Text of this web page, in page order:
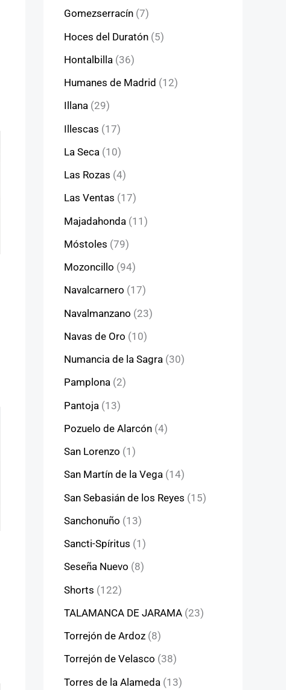
Gomezserracín (7)
Hoces del Duratón (5)
Hontalbilla (36)
Humanes de Madrid (12)
Illana (29)
Illescas (17)
La Seca (10)
Las Rozas (4)
Las Ventas (17)
Majadahonda (11)
Móstoles (79)
Mozoncillo (94)
Navalcarnero (17)
Navalmanzano (23)
Navas de Oro (10)
Numancia de la Sagra (30)
Pamplona (2)
Pantoja (13)
Pozuelo de Alarcón (4)
San Lorenzo (1)
San Martín de la Vega (14)
San Sebasián de los Reyes (15)
Sanchonuño (13)
Sancti-Spíritus (1)
Seseña Nuevo (8)
Shorts (122)
TALAMANCA DE JARAMA (23)
Torrejón de Ardoz (8)
Torrejón de Velasco (38)
Torres de la Alameda (13)